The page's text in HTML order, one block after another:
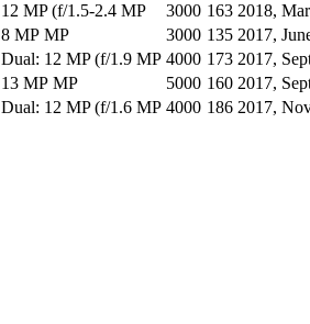
12 MP (f/1.5-2.4 MP 3000 163 2018,
8 MP MP 3000 135 2017,
Dual: 12 MP (f/1.9 MP 4000 173 2017,
13 MP MP 5000 160 2017,
Dual: 12 MP (f/1.6 MP 4000 186 2017,